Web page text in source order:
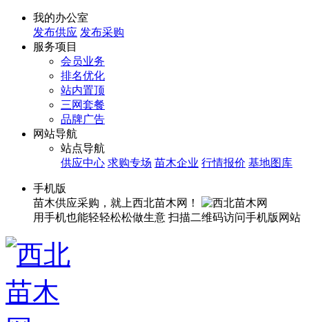
我的办公室
发布供应 发布采购
服务项目
会员业务
排名优化
站内置顶
三网套餐
品牌广告
网站导航
站点导航
供应中心 求购专场 苗木企业 行情报价 基地图库
手机版
苗木供应采购，就上西北苗木网！
用手机也能轻轻松松做生意 扫描二维码访问手机版网站